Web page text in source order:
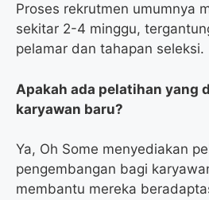
Proses rekrutmen umumnya
sekitar 2-4 minggu,
pelamar dan tahapan seleksi.
Apakah ada pelatihan yang
karyawan baru?
Ya, Oh Some menyediakan
pengembangan bagi
membantu mereka